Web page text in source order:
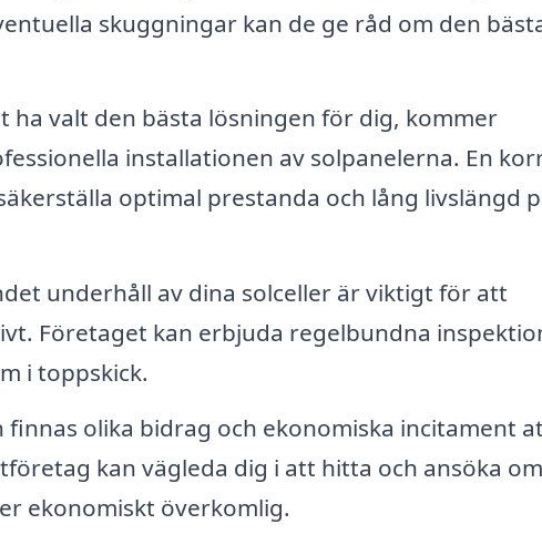
skuggningar kan de ge råd om den
ha valt den bästa lösningen för dig, kommer
installationen av solpanelerna. En
optimal prestanda och lång livslängd
underhåll av dina solceller är viktigt för att
Företaget kan erbjuda regelbundna
i toppskick.
finnas olika bidrag och ekonomiska incitament
kan vägleda dig i att hitta och ansöka om
ekonomiskt överkomlig.